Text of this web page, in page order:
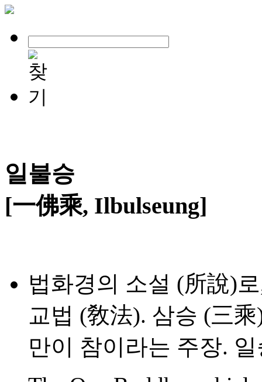
일불승
[一佛乘, Ilbulseung]
법화경의 소설 (所說)
교법 (敎法). 삼승 (三
만이 참이라는 주장.